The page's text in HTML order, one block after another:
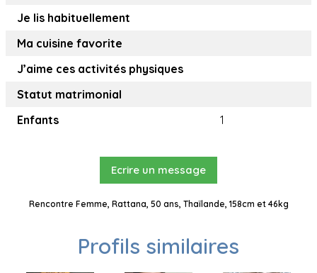
Je lis habituellement
Ma cuisine favorite
J’aime ces activités physiques
Statut matrimonial
Enfants
1
Ecrire un message
Rencontre Femme, Rattana, 50 ans, Thaïlande, 158cm et 46kg
Profils similaires